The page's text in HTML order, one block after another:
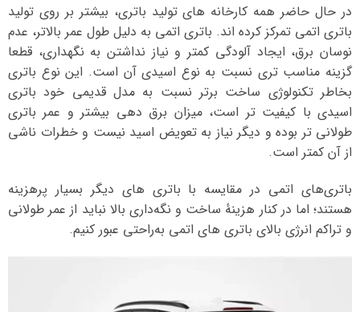
در حال حاضر همه کارخانه های تولید باتری، بیشتر بر روی تولید
باتری اتمی تمرکز کرده اند. باتری اتمی به دلیل طول عمر بالاتر، عدم
نوسان برق، ایجاد آلودگی کمتر و نیاز نداشتن به نگهداری، قطعا
گزینه مناسب تری نسبت به نوع اسیدی آن است. این نوع باتری
بخاطر تکنولوژی ساخت برتر نسبت به مدل قدیمی خود باتری
اسیدی با کیفیت تر است، میزان برق دهی بیشتر و عمر باتری
طولانی تر بوده و دیگر نیاز به تعویض اسید نیست و خطرات ناشی
از آن کمتر است.
باتری‌های اتمی در مقایسه با باتری‌ های دیگر بسیار پرهزینه
هستند؛ اما در کنار هزینهٔ ساخت و نگه‌داری بالا نباید از عمر طولانی
و تراکم انرژی بالای باتری‌ های اتمی به‌راحتی عبور کنیم.